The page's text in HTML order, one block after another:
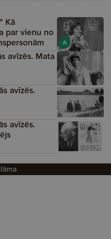
A
Kā
par vienu no
avīzēs. Mata
avīzēs.
avīzēs.